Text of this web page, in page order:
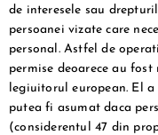
de interesele sau
persoanei vizate care
personal. Astfel de
permise deoarece au
legiuitorul european. El
putea fi asumat daca
(considerentul 47 din